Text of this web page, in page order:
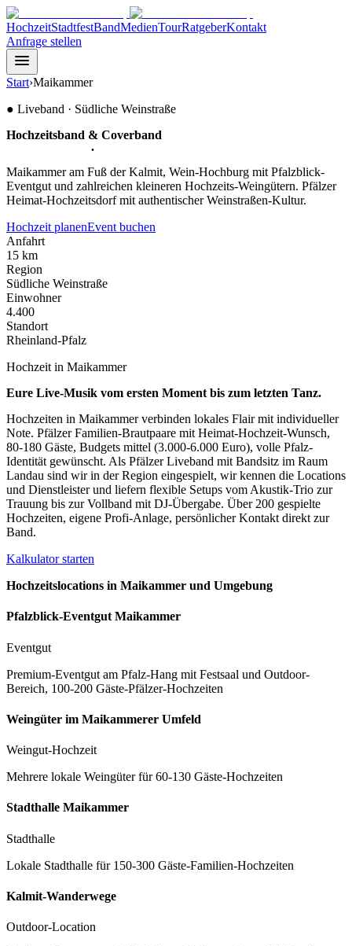
HochzeitStadtfestBandMedienTourRatgeberKontakt
Anfrage stellen
Start›Maikammer
● Liveband · Südliche Weinstraße
Hochzeitsband & Coverband
.
Maikammer am Fuß der Kalmit, Wein-Hochburg mit Pfalzblick-
Eventgut und zahlreichen kleineren Hochzeits-Weingütern. Pfälzer
Heimat-Hochzeitsdorf mit authentischer Weinstraßen-Kultur.
Hochzeit planenEvent buchen
Anfahrt
15 km
Region
Südliche Weinstraße
Einwohner
4.400
Standort
Rheinland-Pfalz
Hochzeit in Maikammer
Eure Live-Musik vom ersten Moment bis zum letzten Tanz.
Hochzeiten in Maikammer verbinden lokales Flair mit individueller
Note. Pfälzer Familien-Brautpaare mit Heimat-Hochzeit-Wunsch,
80-180 Gäste, Budgets mittel (3.000-6.000 Euro), volle Pfalz-
Identität gewünscht. Als Pfälzer Liveband mit Bandsitz im Raum
Landau sind wir in der Region eingespielt, wir kennen die Locations
und Dienstleister und liefern flexible Setups vom Akustik-Trio zur
Trauung bis zur Vollband mit DJ-Übergabe. Über 200 gespielte
Hochzeiten, eigene Profi-Anlage, persönlicher Kontakt direkt zur
Band.
Kalkulator starten
Hochzeitslocations in Maikammer und Umgebung
Pfalzblick-Eventgut Maikammer
Eventgut
Premium-Eventgut am Pfalz-Hang mit Festsaal und Outdoor-
Bereich, 100-200 Gäste-Pfälzer-Hochzeiten
Weingüter im Maikammerer Umfeld
Weingut-Hochzeit
Mehrere lokale Weingüter für 60-130 Gäste-Hochzeiten
Stadthalle Maikammer
Stadthalle
Lokale Stadthalle für 150-300 Gäste-Familien-Hochzeiten
Kalmit-Wanderwege
Outdoor-Location